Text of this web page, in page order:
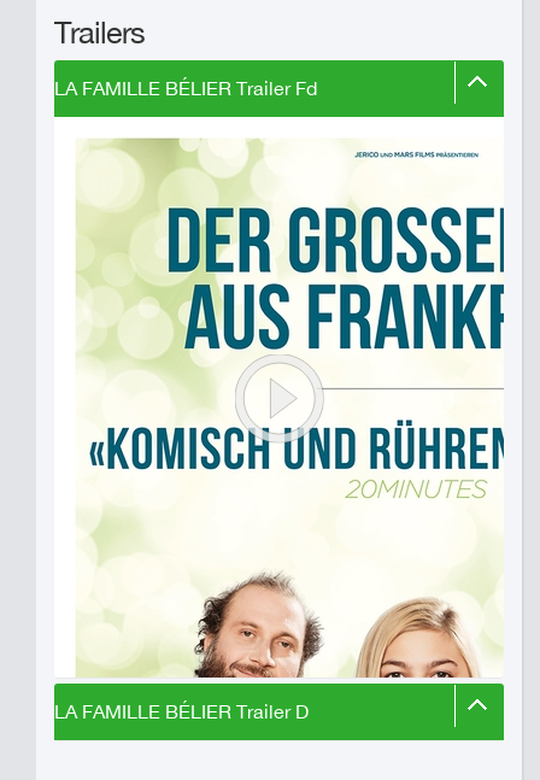
Trailers
LA FAMILLE BÉLIER Trailer Fd
LA FAMILLE BÉLIER Trailer D